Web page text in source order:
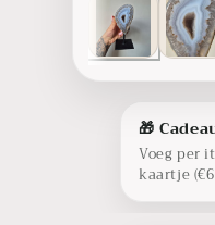
🎁
Voeg per
kaartje